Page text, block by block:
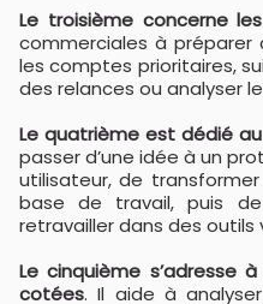
Le troisième concerne
commerciales à préparer
les comptes prioritaires,
des relances ou analyser
Le quatrième est dédié
passer d’une idée à un
utilisateur, de
base de travail, puis
retravailler dans des outils
Le cinquième s’adresse
cotées. Il aide à